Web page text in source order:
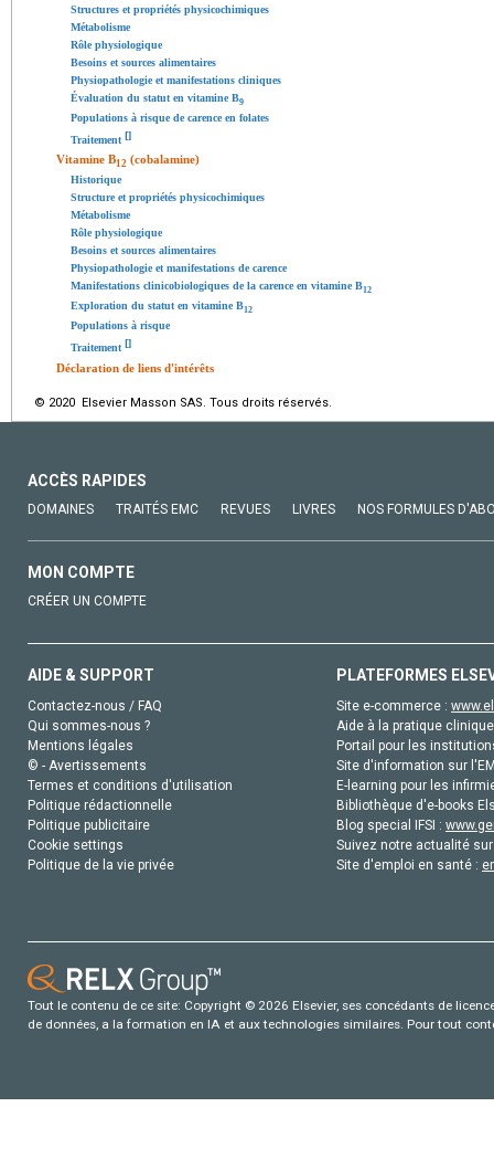
Structures et propriétés physicochimiques
Métabolisme
Rôle physiologique
Besoins et sources alimentaires
Physiopathologie et manifestations cliniques
Évaluation du statut en vitamine B9
Populations à risque de carence en folates
Traitement[]
Vitamine B12 (cobalamine)
Historique
Structure et propriétés physicochimiques
Métabolisme
Rôle physiologique
Besoins et sources alimentaires
Physiopathologie et manifestations de carence
Manifestations clinicobiologiques de la carence en vitamine B12
Exploration du statut en vitamine B12
Populations à risque
Traitement []
Déclaration de liens d'intérêts
© 2020 Elsevier Masson SAS. Tous droits réservés.
ACCÈS RAPIDES
DOMAINES TRAITÉS EMC REVUES LIVRES NOS FORMULES
MON COMPTE
CRÉER UN COMPTE
AIDE & SUPPORT
Contactez-nous / FAQ
Qui sommes-nous ?
Mentions légales
© - Avertissements
Termes et conditions d'utilisation
Politique rédactionnelle
Politique publicitaire
Cookie settings
Politique de la vie privée
PLATEFORMES
Site e-commerce :
Aide à la pratique
Portail pour les
Site d'information sur
E-learning pour les
Bibliothèque d'e-books
Blog special IFSI :
Suivez notre actualité
Site d'emploi en santé :
Tout le contenu de ce site: Copyright © 2026 Elsevier, ses concédants de
de données, a la formation en IA et aux technologies similaires. Pour tout